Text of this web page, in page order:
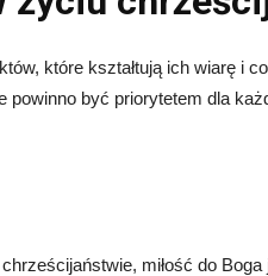
które kształtują ich wiarę i
być priorytetem dla
miłość do